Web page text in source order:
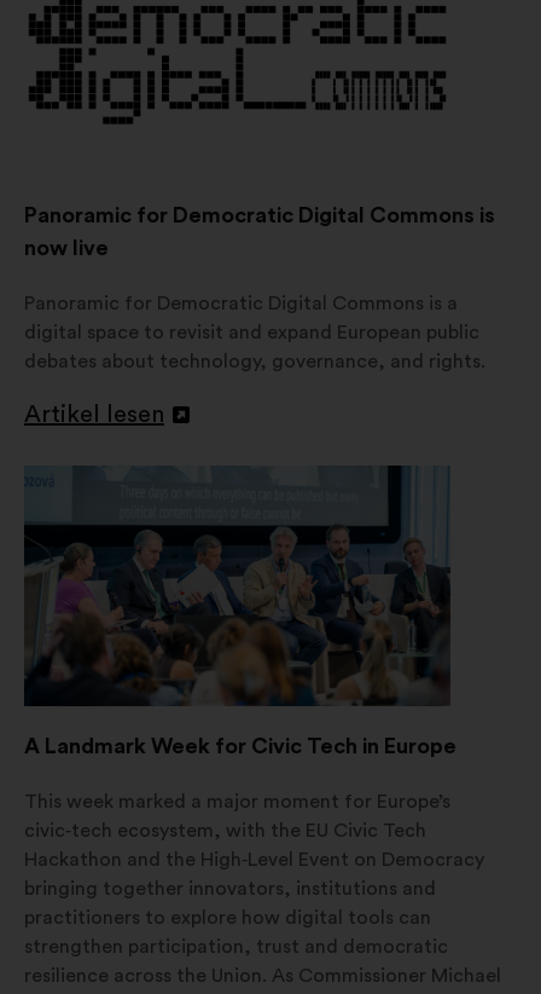
öffnen
Panoramic for Democratic Digital Commons is
now live
Panoramic for Democratic Digital Commons is a
digital space to revisit and expand European public
debates about technology, governance, and rights.
Artikel lesen
In
öffnen
A Landmark Week for Civic Tech in Europe
This week marked a major moment for Europe’s
civic‑tech ecosystem, with the EU Civic Tech
Hackathon and the High‑Level Event on Democracy
bringing together innovators, institutions and
practitioners to explore how digital tools can
strengthen participation, trust and democratic
resilience across the Union. As Commissioner Michael